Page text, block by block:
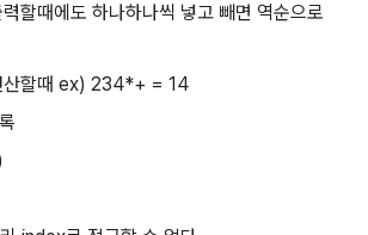
할때에도 하나하나씩 넣고 빼면 역순으로
산할때 ex) 234*+ = 14